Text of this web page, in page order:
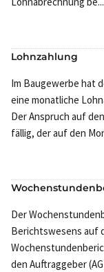
Lohnzahlung
Im Baugewerbe hat
eine monatliche
Der Anspruch auf
fällig, der auf den
Der
Berichtswesens auf
den Auftraggeber